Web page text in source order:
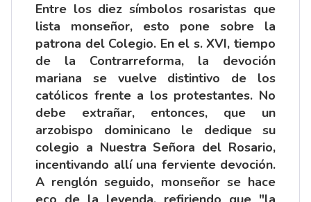
Entre los diez símbolos rosaristas que
lista monseñor, esto pone sobre la
patrona del Colegio. En el s. XVI, tiempo
de la Contrarreforma, la devoción
mariana se vuelve distintivo de los
católicos frente a los protestantes. No
debe extrañar, entonces, que un
arzobispo dominicano le dedique su
colegio a Nuestra Señora del Rosario,
incentivando allí una ferviente devoción.
A renglón seguido, monseñor se hace